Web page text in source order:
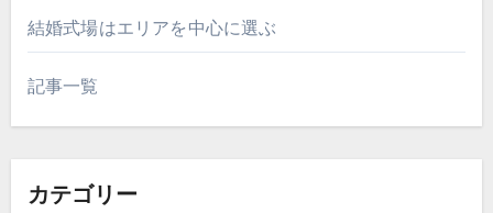
結婚式場はエリアを中心に選ぶ
記事一覧
カテゴリー